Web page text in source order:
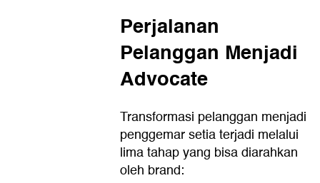
Perjalanan
Pelanggan Menjadi
Advocate
Transformasi pelanggan menjadi
penggemar setia terjadi melalui
lima tahap yang bisa diarahkan
oleh brand: